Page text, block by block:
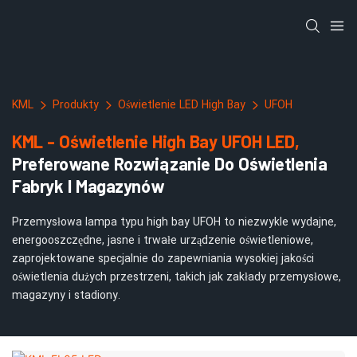
KML Produkty Oświetlenie LED High Bay UFOH
KML - Oświetlenie High Bay UFOH LED,
Preferowane Rozwiązanie Do Oświetlenia
Fabryk I Magazynów
Przemysłowa lampa typu high bay UFOH to niezwykle wydajne,
energooszczędne, jasne i trwałe urządzenie oświetleniowe,
zaprojektowane specjalnie do zapewniania wysokiej jakości
oświetlenia dużych przestrzeni, takich jak zakłady przemysłowe,
magazyny i stadiony.